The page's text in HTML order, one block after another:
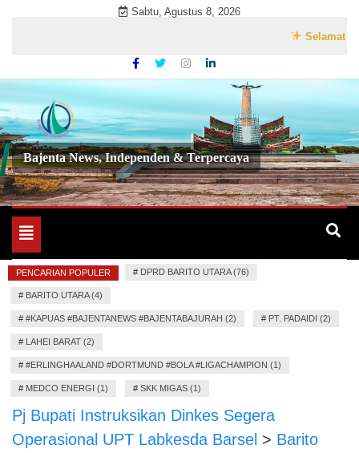
Sabtu, Agustus 8, 2026
Selamat
Bajenta News, Independen & Terpercaya
Toggle
navigation
PENCARIAN POPULER # DPRD BARITO UTARA (76)
# BARITO UTARA (4)
# #KAPUAS #BAJENTANEWS #BAJENTABAJURAH (2) # PT. PADAIDI (2)
# LAHEI BARAT (2)
# #ERLINGHAALAND #DORTMUND #BOLA #LIGACHAMPION (1)
# MEDCO ENERGI (1) # SKK MIGAS (1)
Pj Bupati Instruksikan Dinkes Segera
Operasional UPT Labkesda Barsel > Barito